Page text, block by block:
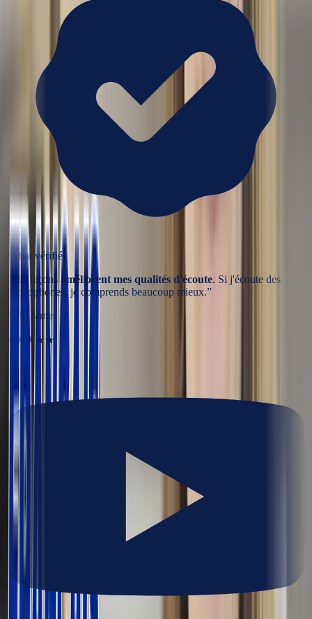
Achat vérifié
Ces leçonsaméliorent mes qualités d'écoute. Si j'écoute des
francophones, je comprends beaucoup mieux.”
🇬🇧 James
★★★★★